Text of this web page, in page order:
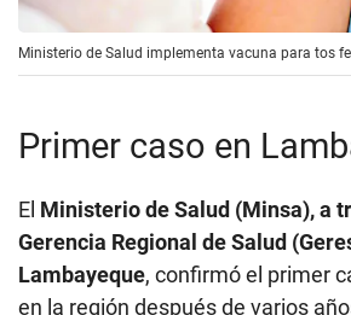
Ministerio de Salud implementa vacuna para tos
Primer caso en
El Ministerio de Salud (Minsa), a
Gerencia Regional de Salud
Lambayeque, confirmó el primer
en la región después de varios